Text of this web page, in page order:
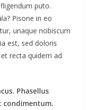
puto.
Pisone in eo
unaque nobiscum
est, sed doloris
recta quidem ad
Phasellus
condimentum.